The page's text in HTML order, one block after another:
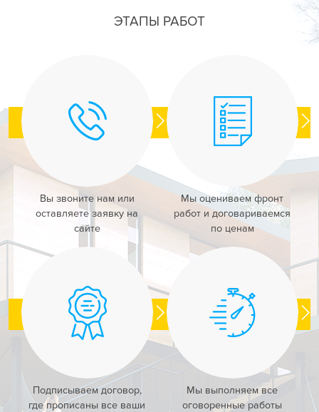
ЭТАПЫ РАБОТ
Вы звоните нам или
оставляете заявку на
сайте
Мы оцениваем фронт
работ и договариваемся
по ценам
Подписываем договор,
где прописаны все ваши
Мы выполняем все
оговоренные работы